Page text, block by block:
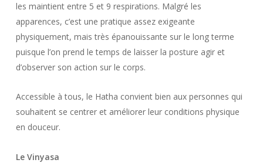
les maintient entre 5 et 9 respirations. Malgré les
apparences, c’est une pratique assez exigeante
physiquement, mais très épanouissante sur le long terme
puisque l’on prend le temps de laisser la posture agir et
d’observer son action sur le corps.
Accessible à tous, le Hatha convient bien aux personnes qui
souhaitent se centrer et améliorer leur conditions physique
en douceur.
Le Vinyasa